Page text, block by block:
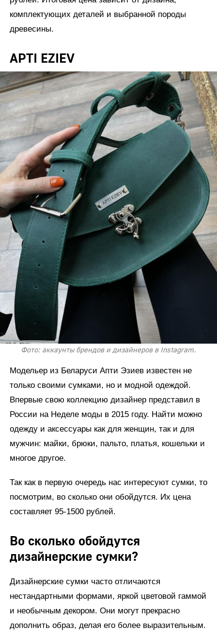
комплектующих деталей и выбранной породы
древесины.
APTI EZIEV
Фото: аккаунты брендов и дизайнеров в Instagram.
Модельер из Беларуси Апти Эзиев известен не
только своими сумками, но и модной одеждой.
Впервые свою коллекцию дизайнер представил в
России на Неделе моды в 2015 году. Найти можно
одежду и аксессуары как для женщин, так и для
мужчин: майки, брюки, пальто, платья, кошельки и
многое другое.
Так как в первую очередь нас интересуют сумки, то
посмотрим, во сколько они обойдутся. Их цена
составляет 95-1500 рублей.
Во сколько обойдутся
дизайнерские сумки?
Дизайнерские сумки часто отличаются
нестандартными формами, яркой цветовой гаммой
и необычным декором. Они могут прекрасно
дополнить образ, делая его более выразительным.